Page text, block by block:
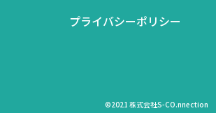
プライバシーポリシー
©2021 株式会社S-CO.nnection